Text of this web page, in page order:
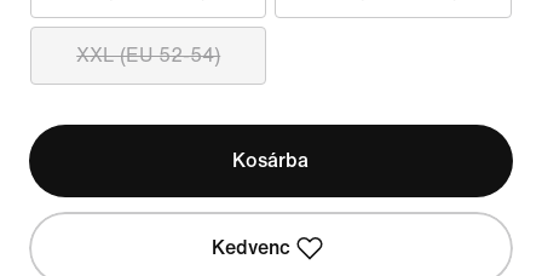
XXL (EU 52-54)
Kosárba
Kedvenc